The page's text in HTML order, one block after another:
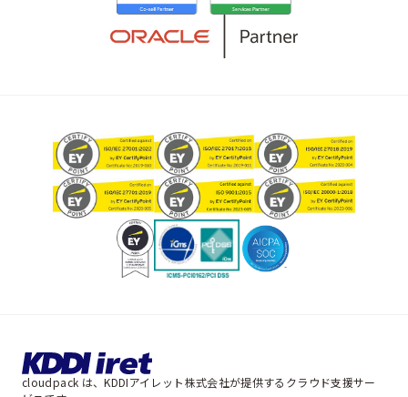
cloudpack は、KDDIアイレット株式会社が提供するクラウド支援サー